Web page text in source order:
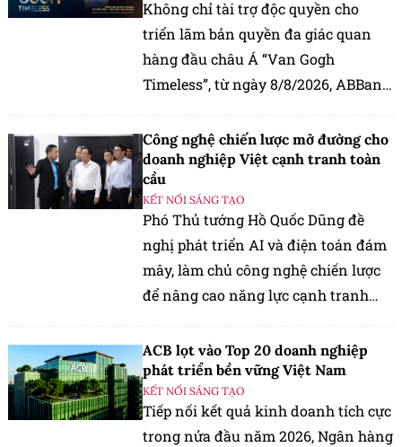
Không chỉ tài trợ độc quyền cho
triển lãm bản quyền đa giác quan
hàng đầu châu Á “Van Gogh
Timeless”, từ ngày 8/8/2026, ABBank
trình ưu đãi "Giao dịch dễ dàng,
nhận quà kiệt tác".
Công nghệ chiến lược mở đường cho
doanh nghiệp Việt cạnh tranh toàn
cầu
KẾT NỐI SÁNG TẠO
Phó Thủ tướng Hồ Quốc Dũng đề
nghị phát triển AI và điện toán đám
mây, làm chủ công nghệ chiến lược
để nâng cao năng lực cạnh tranh
ACB lọt vào Top 20 doanh nghiệp
phát triển bền vững Việt Nam
KẾT NỐI SÁNG TẠO
Tiếp nối kết quả kinh doanh tích cực
trong nửa đầu năm 2026, Ngân hàng